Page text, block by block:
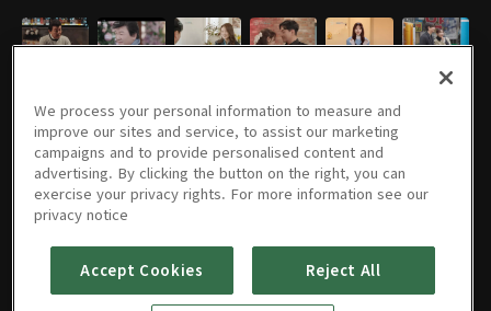
19회
03/17/2025 • 1시간 23분
20회 21회 22회 23회 24회
We process your personal information to measure and
improve our sites and service, to assist our marketing
campaigns and to provide personalised content and
advertising. By clicking the button on the right, you can
exercise your privacy rights. For more information see our
privacy notice
Accept Cookies Reject All